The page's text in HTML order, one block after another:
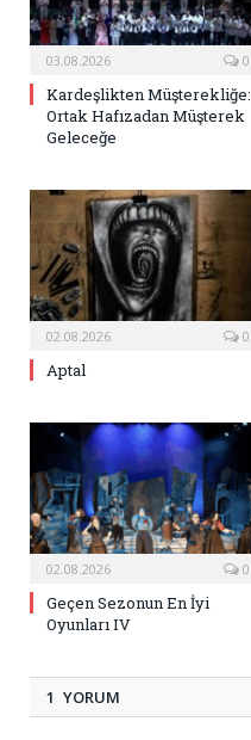
03.08.2026 0
Kardeşlikten Müşterekliğe:
Ortak Hafızadan Müşterek
Geleceğe
02.08.2026 0
Aptal
02.08.2026 0
Geçen Sezonun En İyi
Oyunları IV
1 YORUM